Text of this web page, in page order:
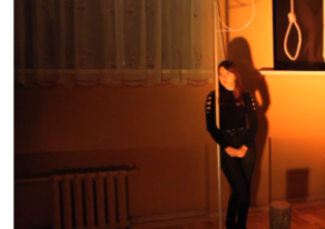
ПОДКАСТИ
РУС